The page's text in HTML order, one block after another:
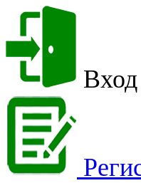
Вход